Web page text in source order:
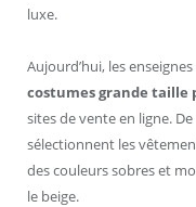
luxe.
Aujourd’hui, les
costumes grande taille
sites de vente en ligne.
sélectionnent les
des couleurs sobres et
le beige.